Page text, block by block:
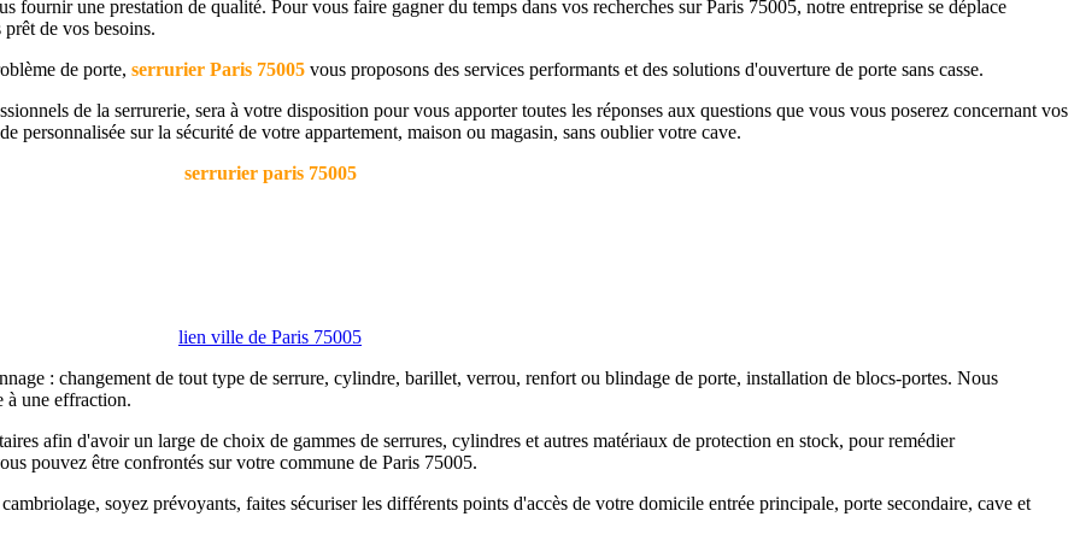
fournir une prestation de qualité. Pour vous faire gagner du temps dans vos recherches sur Paris 75005, notre entreprise se déplace
de vos besoins.
de porte, serrurier Paris 75005 vous proposons des services performants et des solutions d'ouverture de porte sans casse.
de la serrurerie, sera à votre disposition pour vous apporter toutes les réponses aux questions que vous vous poserez concernant vos
personnalisée sur la sécurité de votre appartement, maison ou magasin, sans oublier votre cave.
serrurier paris 75005
lien ville de Paris 75005
: changement de tout type de serrure, cylindre, barillet, verrou, renfort ou blindage de porte, installation de blocs-portes. Nous
à une effraction.
afin d'avoir un large de choix de gammes de serrures, cylindres et autres matériaux de protection en stock, pour remédier
pouvez être confrontés sur votre commune de Paris 75005.
soyez prévoyants, faites sécuriser les différents points d'accès de votre domicile entrée principale, porte secondaire, cave et